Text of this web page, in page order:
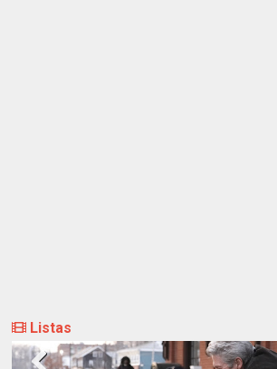
Listas